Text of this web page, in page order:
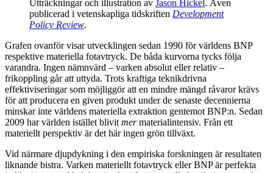
Utträckningar och illustration av Jason Hickel. Även
publicerad i vetenskapliga tidskriften Development
Policy Review.
Grafen ovanför visar utvecklingen sedan 1990 för världens BNP
respektive materiella fotavtryck. De båda kurvorna tycks följa
varandra. Ingen nämnvärd – varken absolut eller relativ –
frikoppling går att uttyda. Trots kraftiga teknikdrivna
effektiviseringar som möjliggör att en mindre mängd råvaror krävs
för att producera en given produkt under de senaste decennierna
minskar inte världens materiella extraktion gentemot BNP:n. Sedan
2009 har världen istället blivit mermaterialintensiv. Från ett
materiellt perspektiv är det här ingen grön tillväxt.
Vid närmare djupdykning i den empiriska forskningen är resultaten
liknande bistra. Varken materiellt fotavtryck eller BNP är perfekta